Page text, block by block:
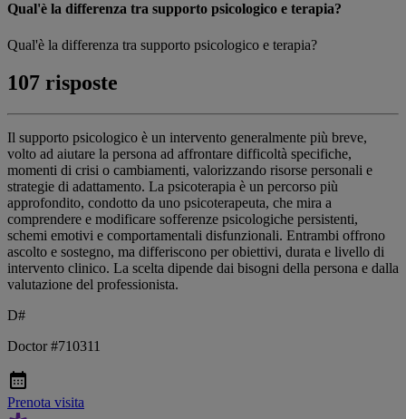
Qual'è la differenza tra supporto psicologico e terapia?
Qual'è la differenza tra supporto psicologico e terapia?
107 risposte
Il supporto psicologico è un intervento generalmente più breve,
volto ad aiutare la persona ad affrontare difficoltà specifiche,
momenti di crisi o cambiamenti, valorizzando risorse personali e
strategie di adattamento. La psicoterapia è un percorso più
approfondito, condotto da uno psicoterapeuta, che mira a
comprendere e modificare sofferenze psicologiche persistenti,
schemi emotivi e comportamentali disfunzionali. Entrambi offrono
ascolto e sostegno, ma differiscono per obiettivi, durata e livello di
intervento clinico. La scelta dipende dai bisogni della persona e dalla
valutazione del professionista.
D#
Doctor #710311
Prenota visita